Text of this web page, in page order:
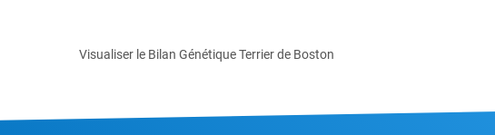
Visualiser le Bilan Génétique Terrier de Boston